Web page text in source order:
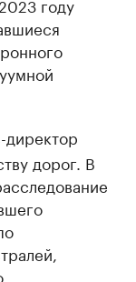
году
директор
дорог. В